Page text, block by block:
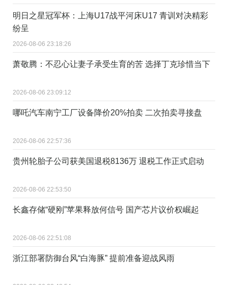
明日之星冠军杯：上海U17战平河床U17 青训对决精彩
纷呈
2026-08-06 23:18:26
萧敬腾：不忍心让妻子承受生育的苦 选择丁克珍惜当下
2026-08-06 23:09:12
哪吒汽车南宁工厂设备降价20%拍卖 二次拍卖寻接盘
2026-08-06 22:57:36
贵州轮胎子公司获美国退税8136万 退税工作正式启动
2026-08-06 22:53:50
长鑫存储“硬刚”苹果释放何信号 国产芯片议价权崛起
2026-08-06 22:51:08
浙江部署防御台风“白海豚” 提前准备迎战风雨